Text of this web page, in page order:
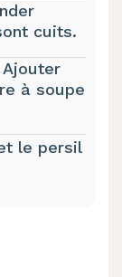
cuits.
à soupe
le persil